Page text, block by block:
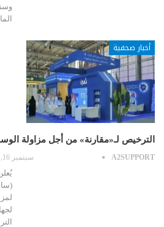
أخبار صحفية
الترخيص لـ«مقارنة» من أجل مزاولة
A2SUPPORT سبتمبر 16, 2025